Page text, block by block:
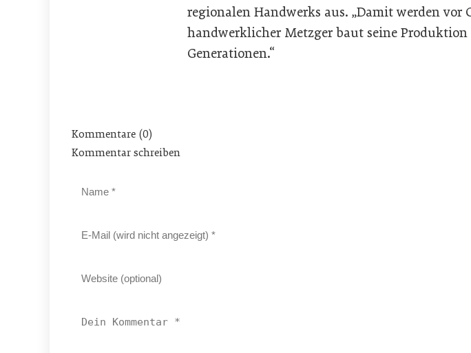
regionalen Handwerks aus. „Damit werden
handwerklicher Metzger baut seine
Generationen.“
Kommentare (0)
Kommentar schreiben